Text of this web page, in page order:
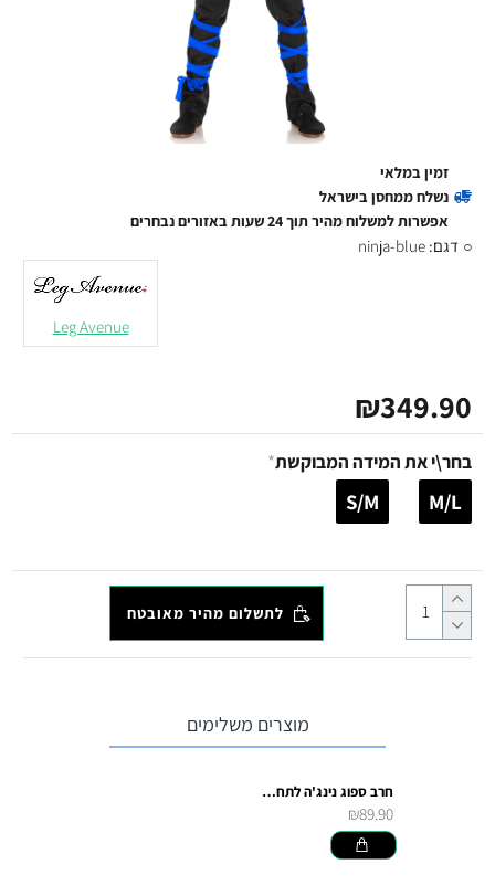
₪349.90
זמין במלאי
נשלח ממחסן בישראל
אפשרות למשלוח מהיר תוך 24 שעות באזורים נבחרים
דגם: ninja-blue
Leg Avenue
בחר\י את המידה המבוקשת
M/L
S/M
לתשלום מהיר מאובטח
מוצרים משלימים
חרב ספוג נינג'ה לתחפושת וקוספליי
₪89.90